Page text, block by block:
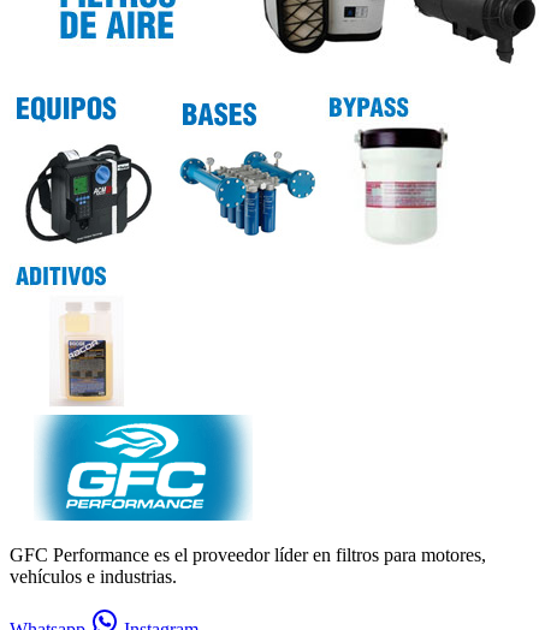
GFC Performance es el proveedor líder en filtros para motores,
vehículos e industrias.